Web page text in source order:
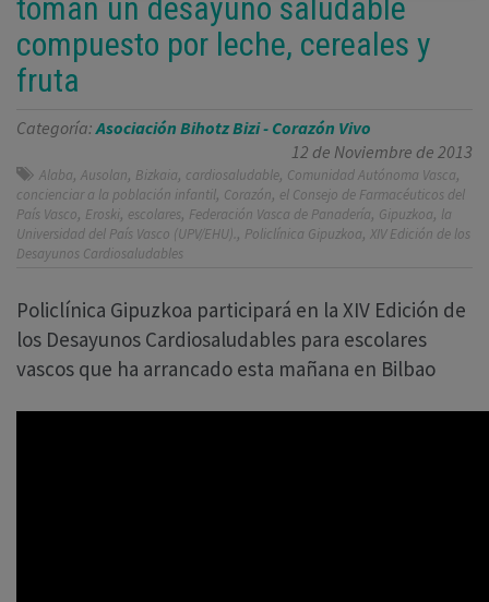
toman un desayuno saludable
compuesto por leche, cereales y
fruta
Categoría:Asociación Bihotz Bizi - Corazón Vivo
12 de Noviembre de 2013
Alaba, Ausolan, Bizkaia, cardiosaludable, Comunidad Autónoma Vasca,
concienciar a la población infantil, Corazón, el Consejo de Farmacéuticos del
País Vasco, Eroski, escolares, Federación Vasca de Panadería, Gipuzkoa, la
Universidad del País Vasco (UPV/EHU). , Policlínica Gipuzkoa, XIV Edición de los
Desayunos Cardiosaludables
Policlínica Gipuzkoa participará en la XIV Edición de
los Desayunos Cardiosaludables para escolares
vascos que ha arrancado esta mañana en Bilbao